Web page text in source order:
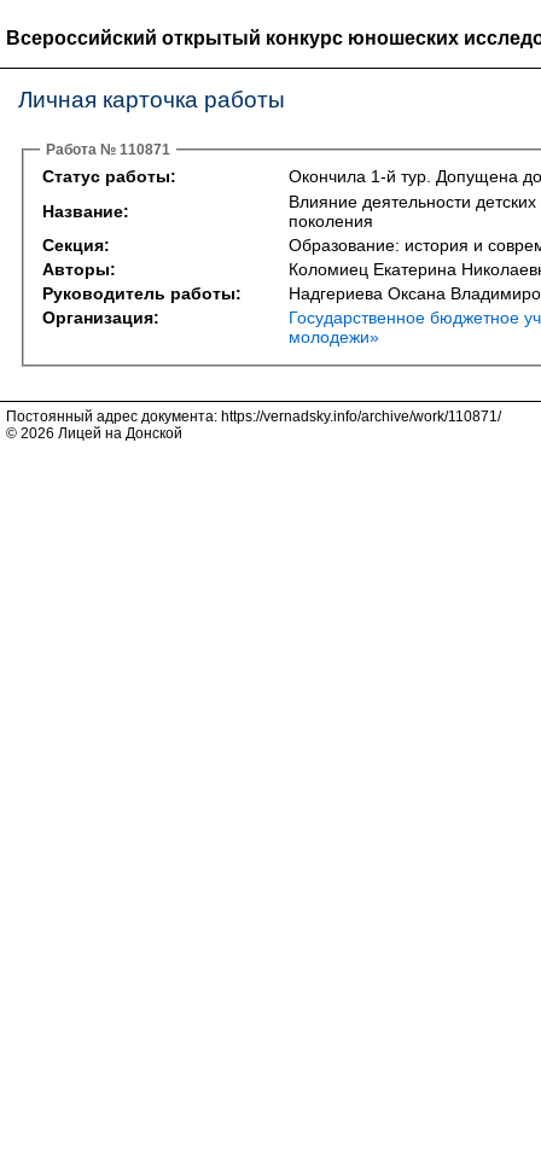
Всероссийский открытый конкурс юношеских
Личная карточка работы
Работа № 110871
Статус работы:
Окончила 1-й тур. Допущена
Название:
Влияние деятельности
поколения
Секция:
Образование: история и
Авторы:
Коломиец Екатерина
Руководитель работы:
Надгериева Оксана
Организация:
Государственное бюджетное
молодежи»
Постоянный адрес документа: https://vernadsky.info/archive/work/110871/
© 2026 Лицей на Донской